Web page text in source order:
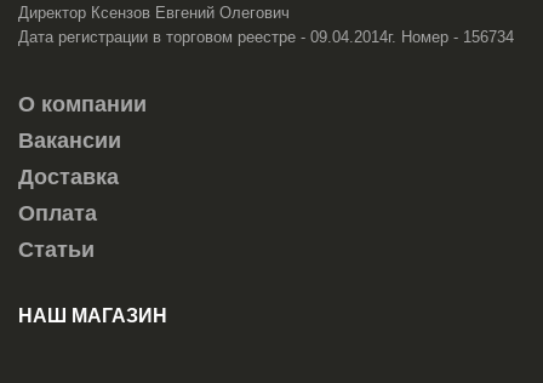
Директор Ксензов Евгений Олегович
Дата регистрации в торговом реестре - 09.04.2014г. Номер - 156734
О компании
Вакансии
Доставка
Оплата
Статьи
НАШ МАГАЗИН